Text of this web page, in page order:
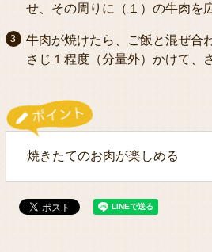
せ、その周りに（１）の牛肉を
牛肉が焼けたら、ご飯と混ぜ合
さじ１程度（分量外）かけて、
焼きたてのお肉が楽しめる